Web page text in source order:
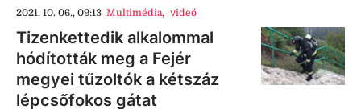
2021. 10. 06., 09:13 Multimédia, videó
Tizenkettedik alkalommal
hódították meg a Fejér
megyei tűzoltók a kétszáz
lépcsőfokos gátat